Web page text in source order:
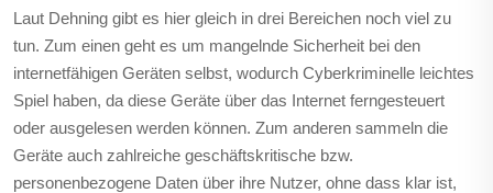
Laut Dehning gibt es hier gleich in drei Bereichen noch viel zu
tun. Zum einen geht es um mangelnde Sicherheit bei den
internetfähigen Geräten selbst, wodurch Cyberkriminelle leichtes
Spiel haben, da diese Geräte über das Internet ferngesteuert
oder ausgelesen werden können. Zum anderen sammeln die
Geräte auch zahlreiche geschäftskritische bzw.
personenbezogene Daten über ihre Nutzer, ohne dass klar ist,